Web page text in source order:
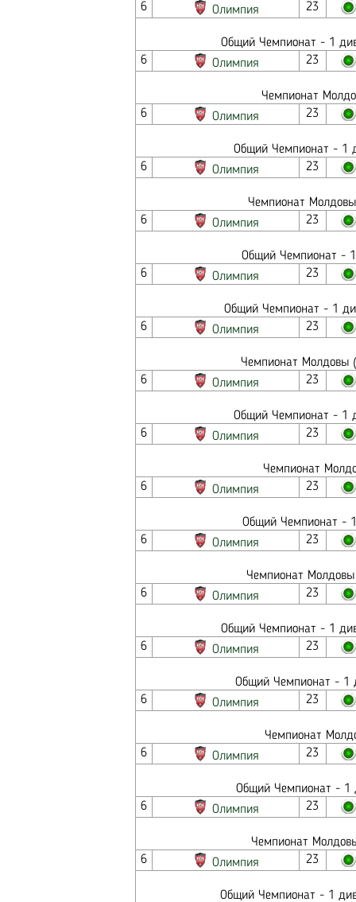
6
Олимпия 23
Общий Чемпионат - 1
6
Олимпия 23
Чемпионат
6
Олимпия 23
Общий Чемпионат - 1
6
Олимпия 23
Чемпионат
6
Олимпия 23
Общий Чемпионат -
6
Олимпия 23
Общий Чемпионат - 1
6
Олимпия 23
Чемпионат Молдовы
6
Олимпия 23
Общий Чемпионат - 1
6
Олимпия 23
Чемпионат
6
Олимпия 23
Общий Чемпионат -
6
Олимпия 23
Чемпионат
6
Олимпия 23
Общий Чемпионат - 1
6
Олимпия 23
Общий Чемпионат - 1
6
Олимпия 23
Чемпионат
6
Олимпия 23
Общий Чемпионат - 1
6
Олимпия 23
Чемпионат
6
Олимпия 23
Общий Чемпионат - 1